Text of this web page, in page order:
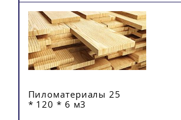
Пиломатериалы 25
* 120 * 6 м3